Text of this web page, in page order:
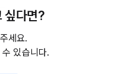
싶다면?
세요.
있습니다.